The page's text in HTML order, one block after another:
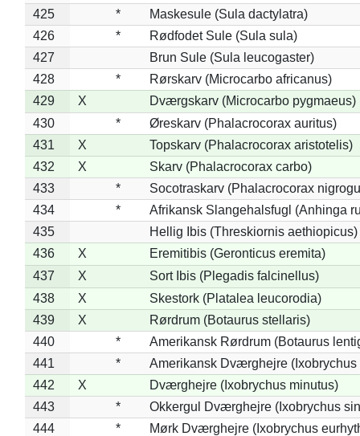
425
*
Maskesule (Sula dactylatra)
426
*
Rødfodet Sule (Sula sula)
427
Brun Sule (Sula leucogaster)
428
*
Rørskarv (Microcarbo africanus)
429
X
Dværgskarv (Microcarbo pygmaeus)
430
*
Øreskarv (Phalacrocorax auritus)
431
X
Topskarv (Phalacrocorax aristotelis)
432
X
Skarv (Phalacrocorax carbo)
433
*
Socotraskarv (Phalacrocorax
434
*
Afrikansk Slangehalsfugl (Anhinga
435
Hellig Ibis (Threskiornis aethiopicus)
436
X
Eremitibis (Geronticus eremita)
437
X
Sort Ibis (Plegadis falcinellus)
438
X
Skestork (Platalea leucorodia)
439
X
Rørdrum (Botaurus stellaris)
440
*
Amerikansk Rørdrum (Botaurus
441
*
Amerikansk Dværghejre (Ixobrychus
442
X
Dværghejre (Ixobrychus minutus)
443
*
Okkergul Dværghejre (Ixobrychus
444
*
Mørk Dværghejre (Ixobrychus